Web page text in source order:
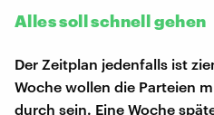
Alles soll schnell gehen
Der Zeitplan jedenfalls ist
Woche wollen die Parteien
durch sein. Eine Woche